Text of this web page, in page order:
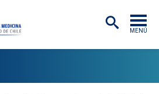
MENÚ
OS